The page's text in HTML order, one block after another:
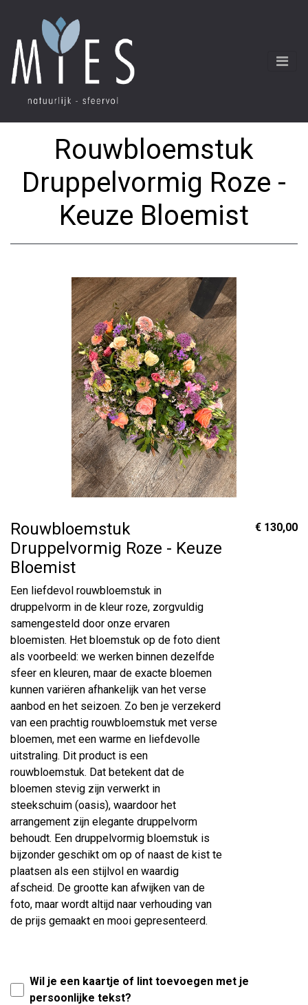
Rouwbloemstuk
Druppelvormig Roze -
Keuze Bloemist
Rouwbloemstuk
Druppelvormig Roze - Keuze
Bloemist
Een liefdevol rouwbloemstuk in
druppelvorm in de kleur roze, zorgvuldig
samengesteld door onze ervaren
bloemisten. Het bloemstuk op de foto dient
als voorbeeld: we werken binnen dezelfde
sfeer en kleuren, maar de exacte bloemen
kunnen variëren afhankelijk van het verse
aanbod en het seizoen. Zo ben je verzekerd
van een prachtig rouwbloemstuk met verse
bloemen, met een warme en liefdevolle
uitstraling. Dit product is een
rouwbloemstuk. Dat betekent dat de
bloemen stevig zijn verwerkt in
steekschuim (oasis), waardoor het
arrangement zijn elegante druppelvorm
behoudt. Een druppelvormig bloemstuk is
bijzonder geschikt om op of naast de kist te
plaatsen als een stijlvol en waardig
afscheid. De grootte kan afwijken van de
foto, maar wordt altijd naar verhouding van
de prijs gemaakt en mooi gepresenteerd.
€ 130,00
Wil je een kaartje of lint toevoegen met je
persoonlijke tekst?